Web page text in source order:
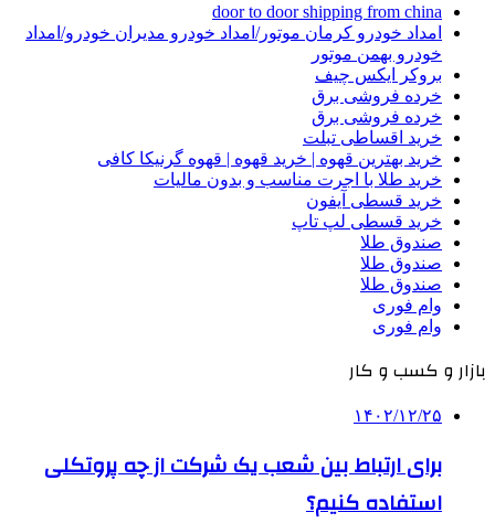
door to door shipping from china
امداد خودرو کرمان موتور/امداد خودرو مدیران خودرو/امداد
خودرو بهمن موتور
بروکر ایکس چیف
خرده فروشی برق
خرده فروشی برق
خرید اقساطی تبلت
خرید بهترین قهوه | خرید قهوه | قهوه گرنیکا کافی
خرید طلا با اجرت مناسب و بدون مالیات
خرید قسطی آیفون
خرید قسطی لپ تاپ
صندوق طلا
صندوق طلا
صندوق طلا
وام فوری
وام فوری
بازار و کسب و کار
۱۴۰۲/۱۲/۲۵
برای ارتباط بین شعب یک شرکت از چه پروتکلی
استفاده کنیم؟